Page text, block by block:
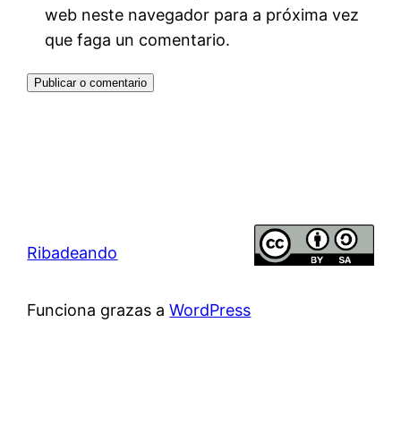
web neste navegador para a próxima vez
que faga un comentario.
Ribadeando
Funciona grazas aWordPress